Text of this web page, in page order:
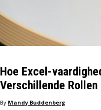
Hoe Excel-
Verschillende Rollen
By Mandy Buddenberg